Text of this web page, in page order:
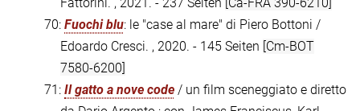
Fattorini. , 2021. - 237 Seiten [Ca-FRA 390-6210]
70: Fuochi blu: le "case al mare" di Piero Bottoni /
Edoardo Cresci. , 2020. - 145 Seiten [Cm-BOT
7580-6200]
71: Il gatto a nove code / un film sceneggiato e diretto